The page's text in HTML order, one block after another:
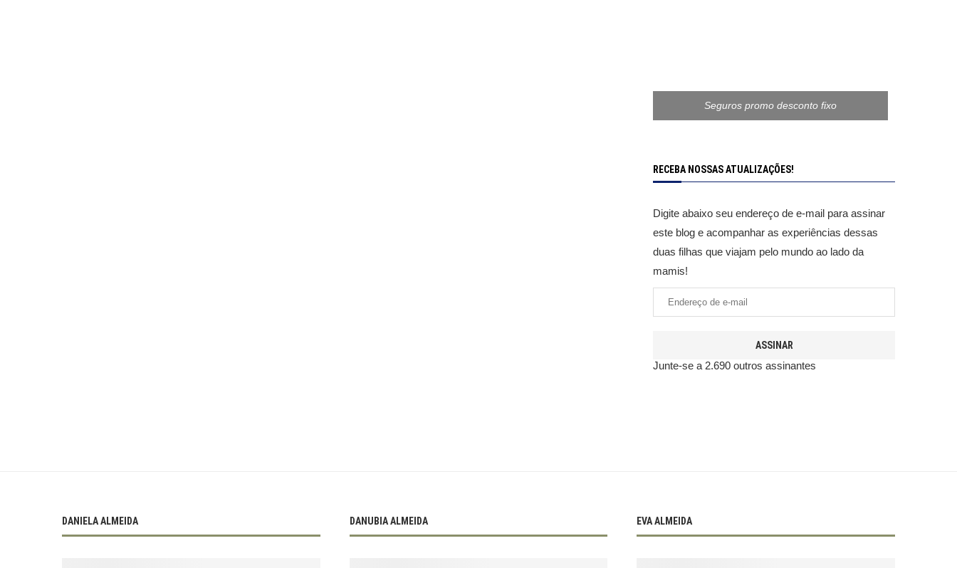
Seguros promo desconto fixo
RECEBA NOSSAS ATUALIZAÇÕES!
Digite abaixo seu endereço de e-mail para assinar
este blog e acompanhar as experiências dessas
duas filhas que viajam pelo mundo ao lado da
mamis!
ASSINAR
Junte-se a 2.690 outros assinantes
DANIELA ALMEIDA DANUBIA ALMEIDA EVA ALMEIDA